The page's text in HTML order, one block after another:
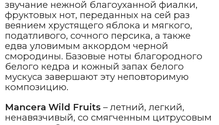
звучание нежной благоуханной фиалки,
фруктовых нот, переданных на сей раз
веянием хрустящего яблока и мягкого,
податливого, сочного персика, а также
едва уловимым аккордом черной
смородины. Базовые ноты благородного
белого кедра и кожный запах белого
мускуса завершают эту неповторимую
композицию.
Mancera Wild Fruits – летний, легкий,
ненавязчивый, со смягченным цитрусовым